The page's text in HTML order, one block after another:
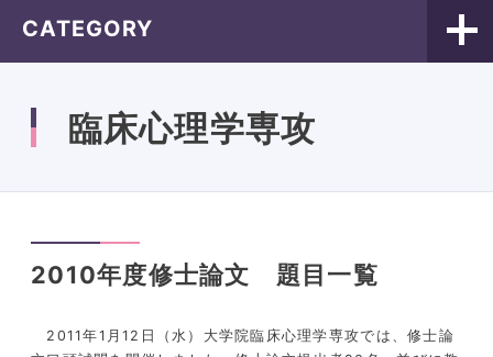
CATEGORY
臨床心理学専攻
2010年度修士論文 題目一覧
2011年1月12日（水）大学院臨床心理学専攻では、修士論